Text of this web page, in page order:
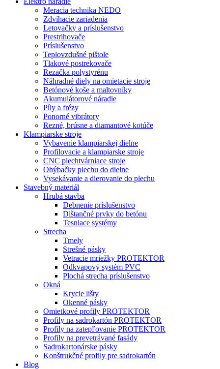
Meracia technika NEDO
Zdvíhacie zariadenia
Letovačky a príslušenstvo
Prestrihovače
Príslušenstvo
Teplovzdušné pištole
Tlakové postrekovače
Rezačka polystyrénu
Náhradné diely na omietacie stroje
Betónové koše a maltovníky
Akumulátorové náradie
Píly a frézy
Ponorné vibrátory
Rezné, brúsne a diamantové kotúče
Klampiarske stroje
Vybavenie klampiarskej dielne
Profilovacie a klampiarske stroje
CNC plechtvárniace stroje
Ohýbačky plechu do dielne
Vysekávanie a dierovanie do plechu
Stavebný materiál
Hrubá stavba
Debnenie príslušenstvo
Dištančné prvky do betónu
Tesniace systémy
Strecha
Tmely
Strešné pásky
Vetracie mriežky PROTEKTOR
Odkvapový systém PVC
Plochá strecha príslušenstvo
Okná
Krycie lišty
Okenné pásky
Omietkové profily PROTEKTOR
Profily na sadrokartón PROTEKTOR
Profily na zatepľovanie PROTEKTOR
Profily na prevetrávané fasády
Sadrokartonárske pásky
Konštrukčné profily pre sadrokartón
Blog